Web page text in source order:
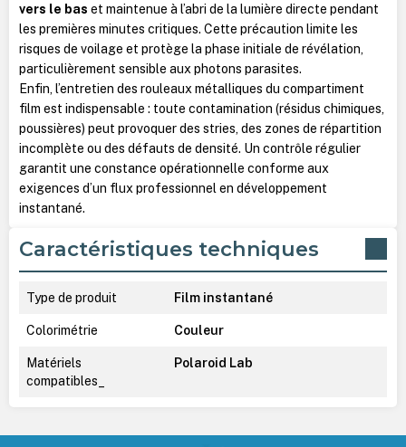
vers le bas et maintenue à l’abri de la lumière directe pendant
les premières minutes critiques. Cette précaution limite les
risques de voilage et protège la phase initiale de révélation,
particulièrement sensible aux photons parasites.
Enfin, l’entretien des rouleaux métalliques du compartiment
film est indispensable : toute contamination (résidus chimiques,
poussières) peut provoquer des stries, des zones de répartition
incomplète ou des défauts de densité. Un contrôle régulier
garantit une constance opérationnelle conforme aux
exigences d’un flux professionnel en développement
instantané.
Caractéristiques techniques
Type de produit Film instantané
Colorimétrie Couleur
Matériels
compatibles_
Polaroid Lab